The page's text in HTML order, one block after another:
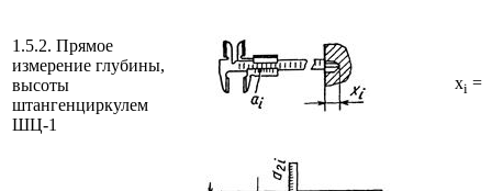
1.5.2. Прямое
измерение глубины,
высоты
штангенциркулем
ШЦ-1
xi =